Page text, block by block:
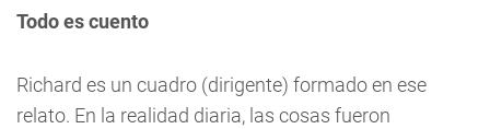
Todo es cuento
Richard es un cuadro (dirigente) formado en ese
relato. En la realidad diaria, las cosas fueron